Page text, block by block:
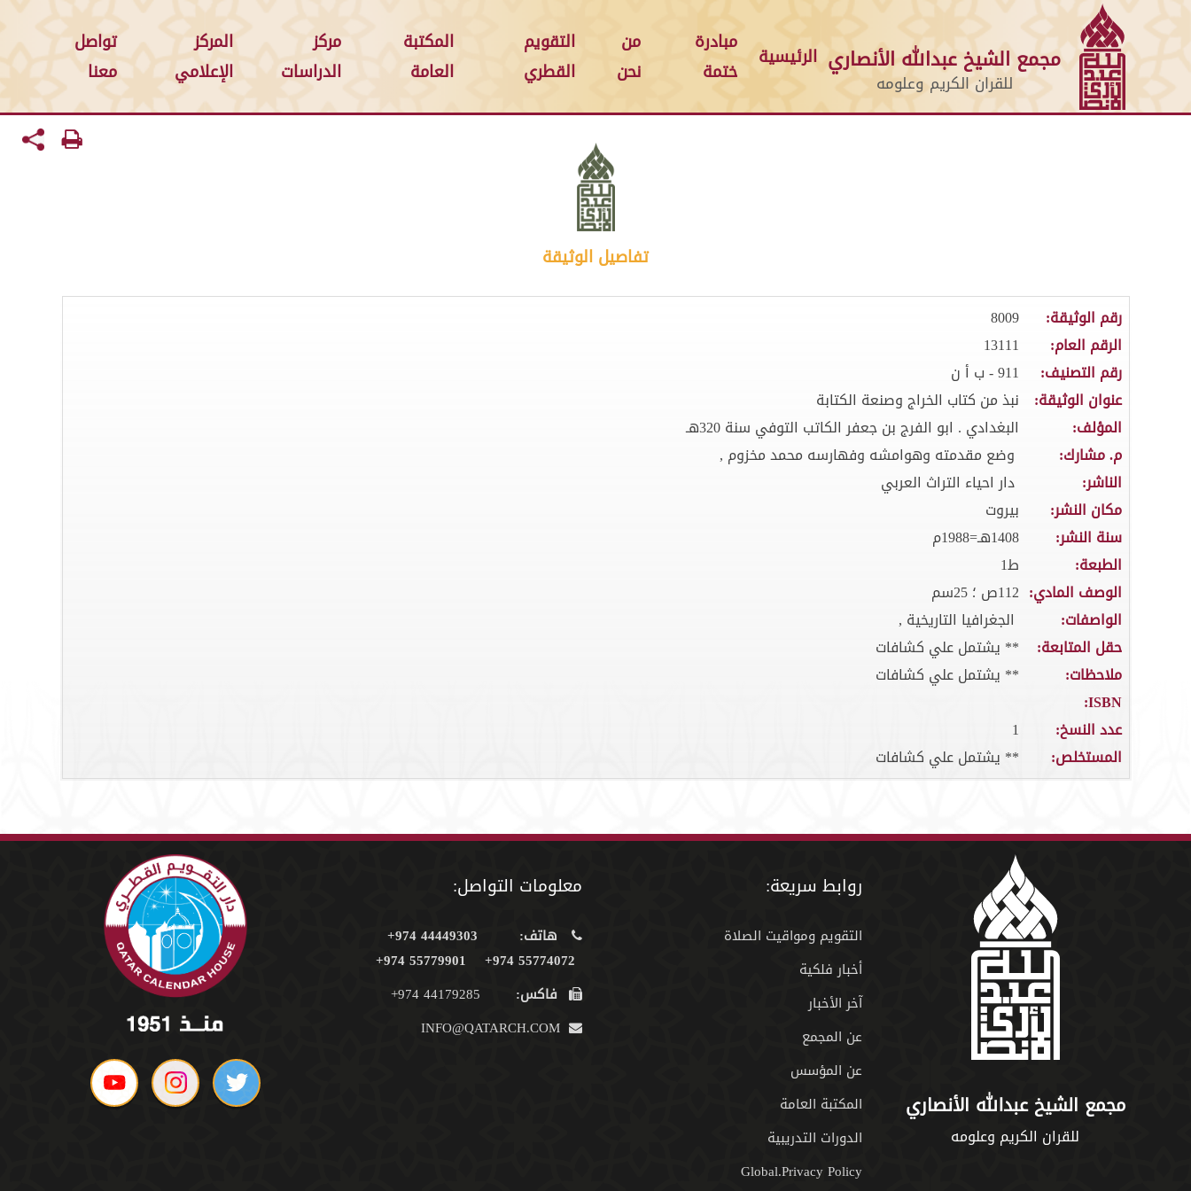
مجمع الشيخ عبدالله الأنصاري
للقران الكريم وعلومه
الرئيسية
مبادرة
ختمة
من
نحن
التقويم
القطري
المكتبة
العامة
مركز
الدراسات
المركز
الإعلامي
تواصل
معنا
تفاصيل الوثيقة
رقم الوثيقة:
8009
الرقم العام:
13111
رقم التصنيف:
911 - ب أ ن
عنوان الوثيقة:
نبذ من كتاب الخراج وصنعة الكتابة
المؤلف:
البغدادي . ابو الفرج بن جعفر الكاتب التوفي سنة 320هـ
م. مشارك:
وضع مقدمته وهوامشه وفهارسه محمد مخزوم ,
الناشر:
دار احياء التراث العربي
مكان النشر:
بيروت
سنة النشر:
1408هـ=1988م
الطبعة:
ط1
الوصف المادي: 112ص ؛ 25سم
الواصفات:
الجغرافيا التاريخية ,
حقل المتابعة:
** يشتمل علي كشافات
ملاحظات:
** يشتمل علي كشافات
ISBN:
عدد النسخ:
1
المستخلص:
** يشتمل علي كشافات
مجمع الشيخ عبدالله الأنصاري
للقران الكريم وعلومه
روابط سريعة:
التقويم ومواقيت الصلاة
أخبار فلكية
آخر الأخبار
عن المجمع
عن المؤسس
المكتبة العامة
الدورات التدريبية
Global.Privacy Policy
معلومات التواصل:
هاتف:
44449303 974+
55774072 974+
55779901 974+
فاكس: